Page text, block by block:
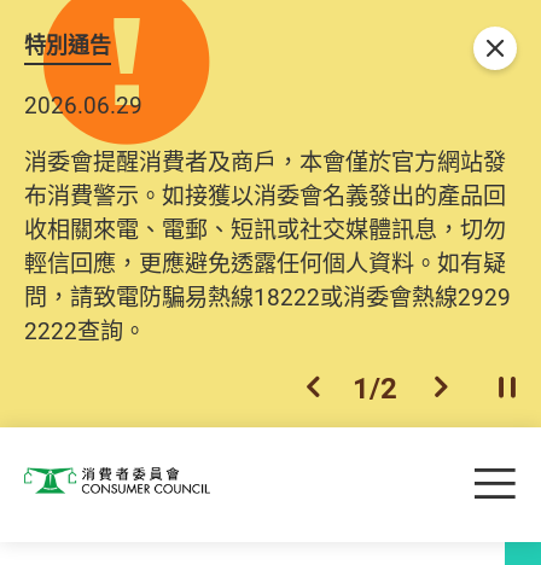
特別通告
2026.06.29
消委會提醒消費者及商戶，本會僅於官方網站發
布消費警示。如接獲以消委會名義發出的產品回
收相關來電、電郵、短訊或社交媒體訊息，切勿
輕信回應，更應避免透露任何個人資料。如有疑
問，請致電防騙易熱線18222或消委會熱線2929
2222查詢。
上一個
1/2 下一個開
關閉
消費者委員會 目